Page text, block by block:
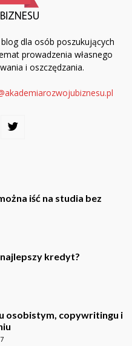
dla osób poszukujących
prowadzenia własnego
i oszczędzania.
iść na studia bez
kredyt?
osobistym, copywritingu i